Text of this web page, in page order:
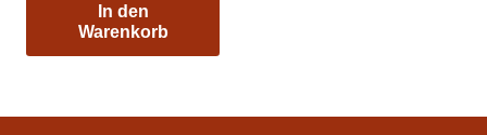
In den
Warenkorb